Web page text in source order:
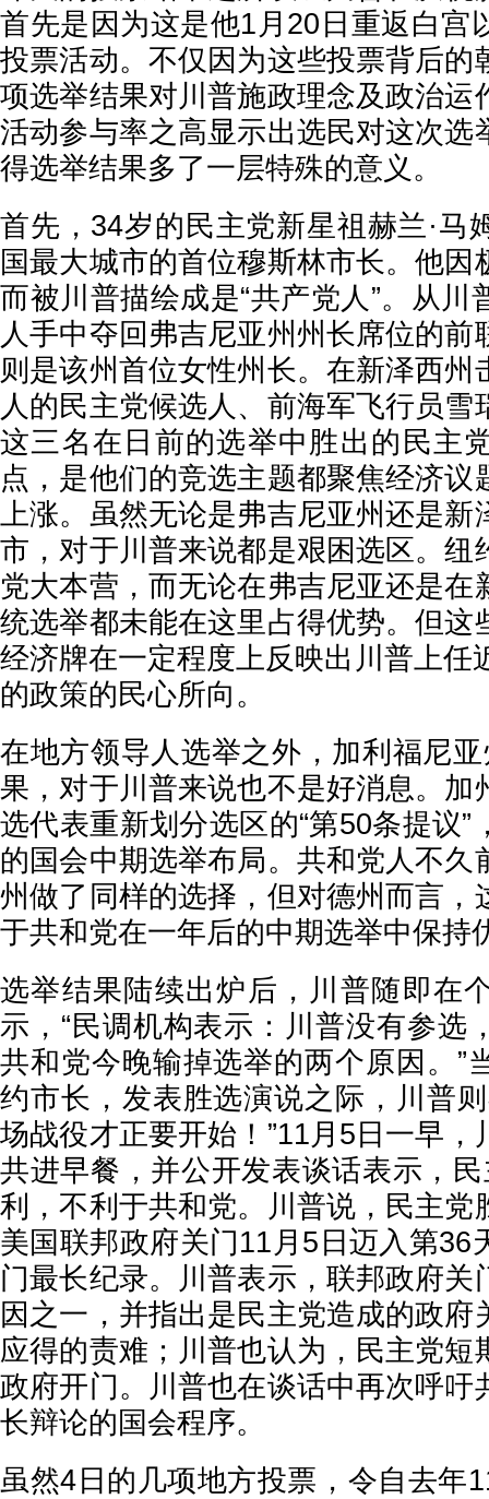
首先是因为这是他1月20日重返白宫
投票活动。不仅因为这些投票背后的
项选举结果对川普施政理念及政治运
活动参与率之高显示出选民对这次选
得选举结果多了一层特殊的意义。
首先，34岁的民主党新星祖赫兰·马
国最大城市的首位穆斯林市长。他因
而被川普描绘成是“共产党人”。从川
人手中夺回弗吉尼亚州州长席位的前
则是该州首位女性州长。在新泽西州
人的民主党候选人、前海军飞行员雪
这三名在日前的选举中胜出的民主
点，是他们的竞选主题都聚焦经济议
上涨。虽然无论是弗吉尼亚州还是新
市，对于川普来说都是艰困选区。纽
党大本营，而无论在弗吉尼亚还是在
统选举都未能在这里占得优势。但这
经济牌在一定程度上反映出川普上任
的政策的民心所向。
在地方领导人选举之外，加利福尼
果，对于川普来说也不是好消息。加
选代表重新划分选区的“第50条提议”
的国会中期选举布局。共和党人不久
州做了同样的选择，但对德州而言，
于共和党在一年后的中期选举中保持
选举结果陆续出炉后，川普随即在
示，“民调机构表示：川普没有参选
共和党今晚输掉选举的两个原因。”
约市长，发表胜选演说之际，川普
场战役才正要开始！”11月5日一早，
共进早餐，并公开发表谈话表示，
利，不利于共和党。川普说，民主党
美国联邦政府关门11月5日迈入第36
门最长纪录。川普表示，联邦政府关
因之一，并指出是民主党造成的政府
应得的责难；川普也认为，民主党短
政府开门。川普也在谈话中再次呼吁
长辩论的国会程序。
虽然4日的几项地方投票，令自去年